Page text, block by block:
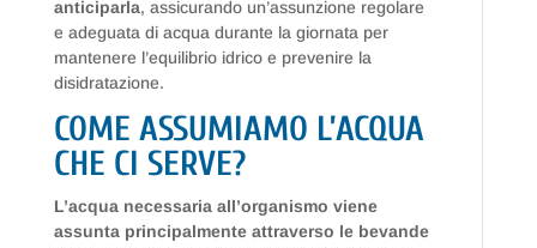
anticiparla, assicurando un’assunzione regolare
e adeguata di acqua durante la giornata per
mantenere l’equilibrio idrico e prevenire la
disidratazione.
COME ASSUMIAMO L’ACQUA
CHE CI SERVE?
L’acqua necessaria all’organismo viene
assunta principalmente attraverso le bevande